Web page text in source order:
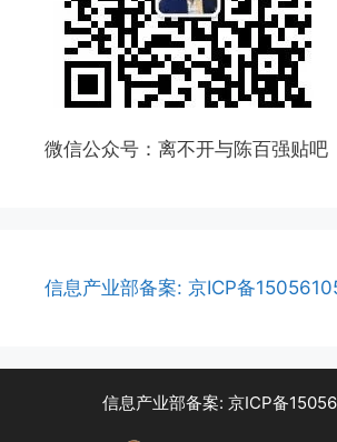
微信公众号：离不开与陈百强贴吧
信息产业部备案: 京ICP备
信息产业部备案: 京ICP备